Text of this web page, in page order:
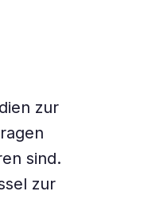
zur
sind.
zur